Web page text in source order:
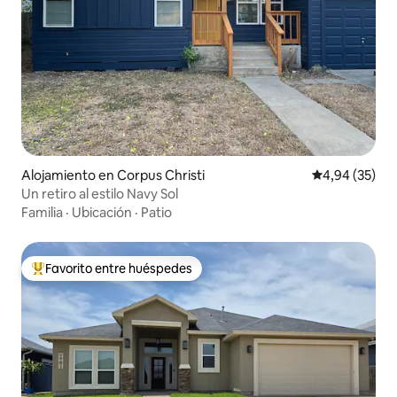
Alojamiento en Corpus Christi Calificación
4,94 (35)
Un retiro al estilo Navy Sol
Familia · Ubicación · Patio
Favorito entre los huéspedes más destacados
Favorito entre huéspedes